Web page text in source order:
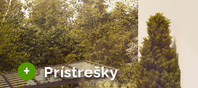
+ Prístrešky
Hliníkové prístrešky